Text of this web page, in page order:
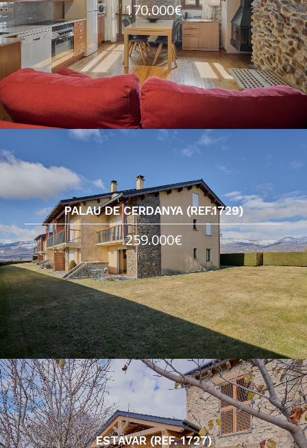
170.000€
PALAU DE CERDANYA (REF.1729)
259.000€
ESTAVAR (REF. 1727)